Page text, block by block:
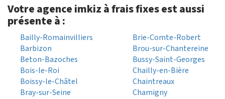
Votre agence imkiz à frais fixes est aussi
présente à :
Bailly-Romainvilliers
Barbizon
Beton-Bazoches
Bois-le-Roi
Boissy-le-Châtel
Bray-sur-Seine
Brie-Comte-Robert
Brou-sur-Chantereine
Bussy-Saint-Georges
Chailly-en-Bière
Chaintreaux
Chamigny